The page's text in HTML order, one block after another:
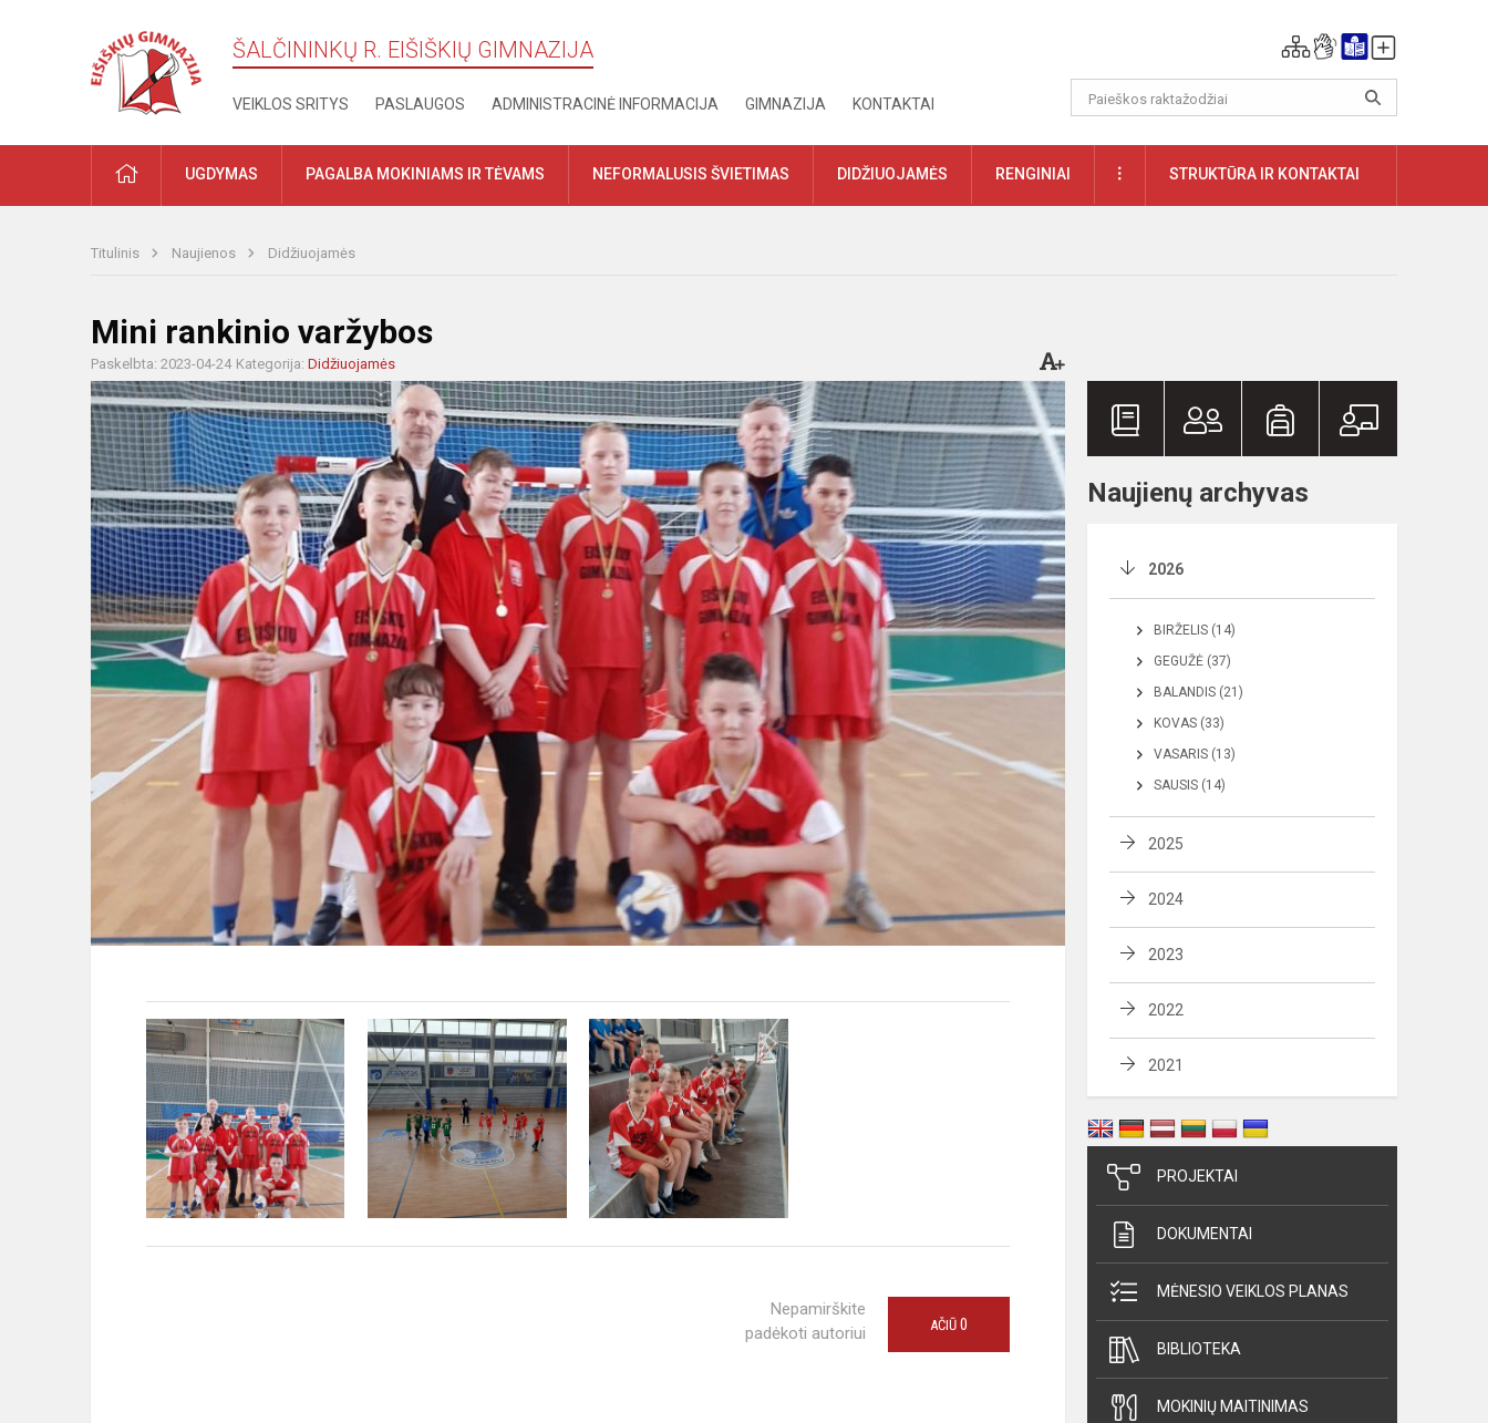
ŠALČININKŲ R. EIŠIŠKIŲ GIMNAZIJA
VEIKLOS SRITYS PASLAUGOS ADMINISTRACINĖ INFORMACIJA GIMNAZIJA KONTAKTAI
PRADŽIAUGDYMAS PAGALBA MOKINIAMS IR TĖVAMS NEFORMALUSIS ŠVIETIMAS DIDŽIUOJAMĖS RENGINIAI DAUGIAUSTRUKTŪRA IR KONTAKTAI
Titulinis Naujienos Didžiuojamės
Mini rankinio varžybos
Paskelbta: 2023-04-24 Kategorija: Didžiuojamės
Nepamirškite
padėkoti autoriui
AČIŪ 0
Naujienų archyvas
2026
BIRŽELIS (14)
GEGUŽĖ (37)
BALANDIS (21)
KOVAS (33)
VASARIS (13)
SAUSIS (14)
2025
2024
2023
2022
2021
PROJEKTAI
DOKUMENTAI
MĖNESIO VEIKLOS PLANAS
BIBLIOTEKA
MOKINIŲ MAITINIMAS